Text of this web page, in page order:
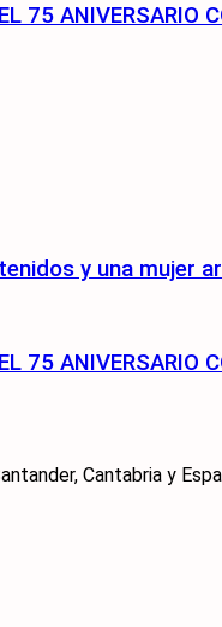
75 ANIVERSARIO
y una mujer
75 ANIVERSARIO
Cantabria y